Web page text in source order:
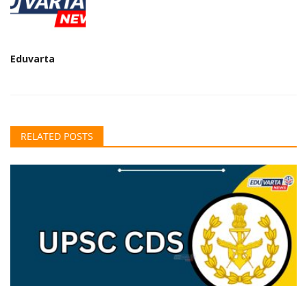
Eduvarta
RELATED POSTS